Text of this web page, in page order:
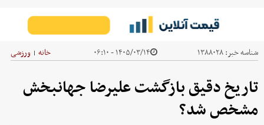
شناسه خبر:۱۳۸۸۰۲۸ ۱۴۰۵/۰۳/۱۴ - ۰۶:۱۰ خانه | ورزشی
تاریخ دقیق بازگشت علیرضا جهانبخش
مشخص شد؟